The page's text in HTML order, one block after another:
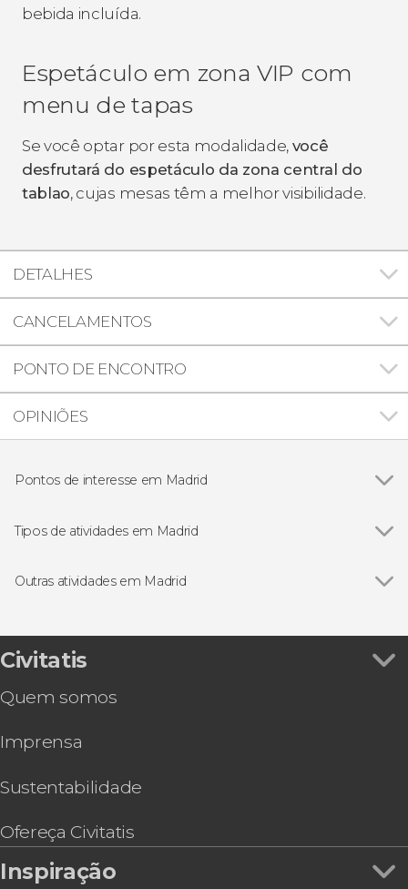
bebida incluída.
Espetáculo em zona VIP com
menu de tapas
Se você optar por esta modalidade, você
desfrutará do espetáculo da zona central do
tablao, cujas mesas têm a melhor visibilidade.
DETALHES
CANCELAMENTOS
PONTO DE ENCONTRO
OPINIÕES
Pontos de interesse em Madrid
Puerta del Sol de Madrid
Mercado de San Miguel
Museu Nacional do Prado
Estádio Santiago Bernabéu
Museu Nacional Reina Sofía
Museo Nacional Thyssen-Bornemisza
Tipos de atividades em Madrid
Free Tour
Folclore tradicional
Autocarro turístico
Zoológicos e aquários
Outras atividades em Madrid
Jantar com espetáculo de ópera e zarzuela no
restaurante La Castafiore
Pub Crawl. Tour de festa por Madrid!
Football
Ingresso do Museu de Cera de Madrid
Tour de Las Ventas
Ingresso do Parque de Atracciones de Madrid
Civitatis
Quem somos
Imprensa
Sustentabilidade
Ofereça Civitatis
Inspiração